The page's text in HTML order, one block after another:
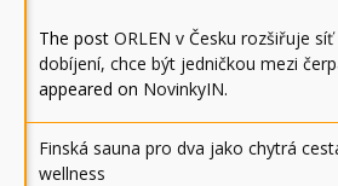
The post ORLEN v Česku rozšiřuje
dobíjení, chce být jedničkou mezi
appeared on NovinkyIN.
Finská sauna pro dva jako chytrá
wellness